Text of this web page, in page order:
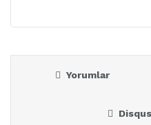
Yorumlar